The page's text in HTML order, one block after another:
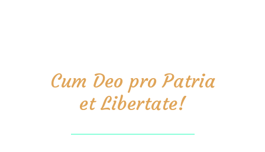
Cum Deo pro Patria
et Libertate!